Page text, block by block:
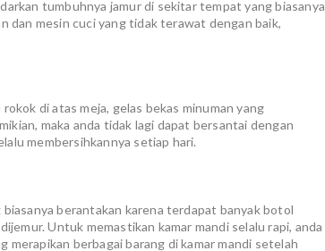
tumbuhnya jamur di sekitar tempat yang biasanya
dan mesin cuci yang tidak terawat dengan baik,
di atas meja, gelas bekas minuman yang
maka anda tidak lagi dapat bersantai dengan
membersihkannya setiap hari.
berantakan karena terdapat banyak botol
Untuk memastikan kamar mandi selalu rapi, anda
merapikan berbagai barang di kamar mandi setelah